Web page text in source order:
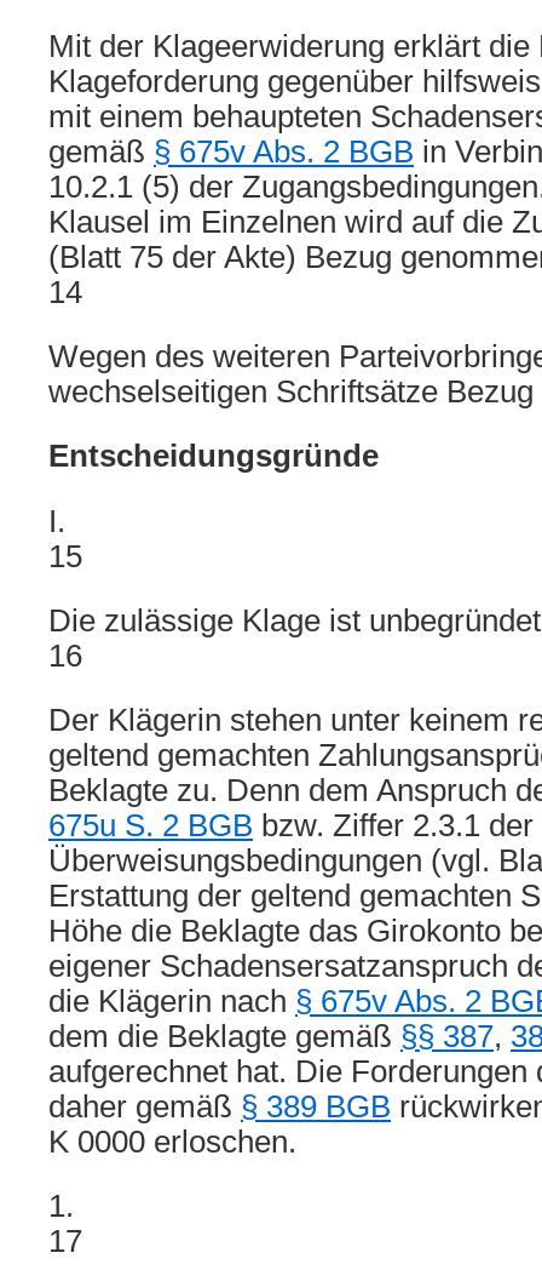
Mit der Klageerwiderung erklärt die
Klageforderung gegenüber
mit einem behaupteten
gemäß § 675v Abs. 2 BGB in
10.2.1 (5) der
Klausel im Einzelnen wird auf die
(Blatt 75 der Akte) Bezug
14
Wegen des weiteren
wechselseitigen Schriftsätze
Entscheidungsgründe
I.
15
Die zulässige Klage ist
16
Der Klägerin stehen unter keinem
geltend gemachten
Beklagte zu. Denn dem Anspruch
675u S. 2 BGB bzw. Ziffer 2.3.1 der
Überweisungsbedingungen (vgl.
Erstattung der geltend gemachten
Höhe die Beklagte das Girokonto
eigener Schadensersatzanspruch
die Klägerin nach § 675v Abs. 2
dem die Beklagte gemäß §§ 387,
aufgerechnet hat. Die Forderungen
daher gemäß § 389 BGB
K 0000 erloschen.
1.
17